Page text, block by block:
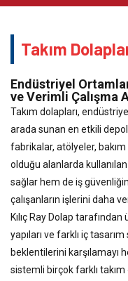
Takım
Endüstriyel
ve Verimli Çalışma
Takım dolapları,
arada sunan en etkili
fabrikalar, atölyeler,
olduğu alanlarda
sağlar hem de iş
çalışanların işlerini daha
Kılıç Ray Dolap
yapıları ve farklı iç
beklentilerini karşılamayı
sistemli birçok farklı